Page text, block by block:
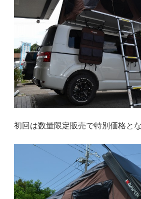
初回は数量限定販売で特別価格と